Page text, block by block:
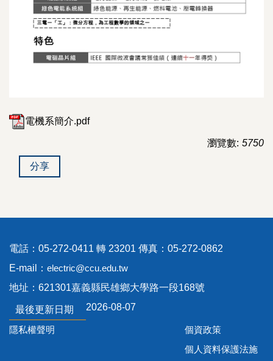
電機系簡介.pdf
瀏覽數: 5750
分享
電話：05-272-0411 轉 23201 傳真：05-272-0862
E-mail： electric@ccu.edu.tw
地址：621301嘉義縣民雄鄉大學路一段168號
最後更新日期 2026-08-07
隱私權聲明
個資政策
個人資料保護法施